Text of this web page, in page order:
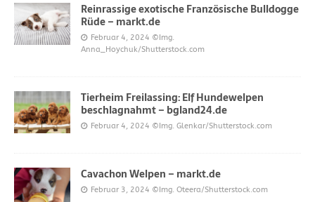
Reinrassige exotische Französische Bulldogge
Rüde – markt.de
Februar 4, 2024 ©Img.
Anna_Hoychuk/Shutterstock.com
Tierheim Freilassing: Elf Hundewelpen
beschlagnahmt – bgland24.de
Februar 4, 2024 ©Img. Glenkar/Shutterstock.com
Cavachon Welpen – markt.de
Februar 3, 2024 ©Img. Oteera/Shutterstock.com